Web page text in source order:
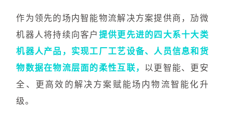
作为领先的场内智能物流解决方案提供商，劢微
机器人将持续向客户 提供更先进的四大系十大类
机器人产品，实现工厂工艺设备、人员信息和货
物数据在物流层面的柔性互联，
以更智能、更安
全、更高效的解决方案赋能场内物流智能化升
级。